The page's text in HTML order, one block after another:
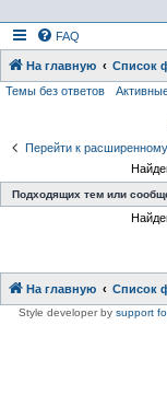
FAQ
На главную Список
Темы без ответов
Перейти к
Подходящих тем или
На главную Список
Style developer by support